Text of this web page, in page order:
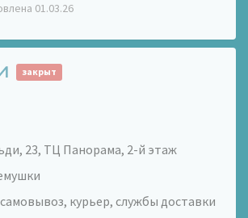
01.03.26
закрыт
23, ТЦ Панорама, 2-й этаж
самовывоз, курьер, службы доставки